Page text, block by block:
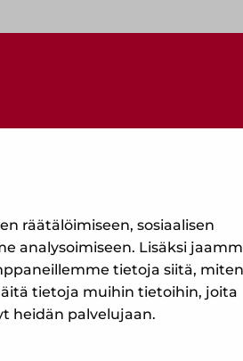
räätälöimiseen, sosiaalisen
analysoimiseen. Lisäksi
tietoja siitä, miten
tietoja muihin tietoihin, joita
heidän palvelujaan.